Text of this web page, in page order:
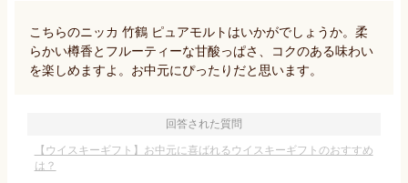
こちらのニッカ 竹鶴 ピュアモルトはいかがでしょうか。柔
らかい樽香とフルーティーな甘酸っぱさ、コクのある味わい
を楽しめますよ。お中元にぴったりだと思います。
回答された質問
【ウイスキーギフト】お中元に喜ばれるウイスキーギフトのおすすめ
は？